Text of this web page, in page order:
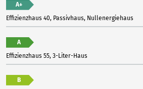
A+
Effizienzhaus 40, Passivhaus, Nullenergiehaus
A
Effizienzhaus 55, 3-Liter-Haus
B